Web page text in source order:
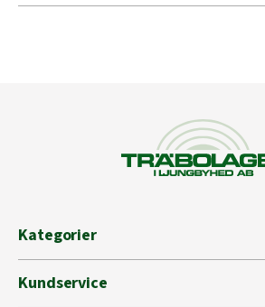
Kategorier
Kundservice